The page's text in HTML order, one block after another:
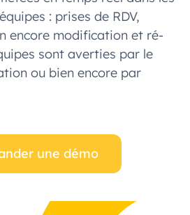
: prises de RDV,
encore modification et ré-
sont averties par le
ou bien encore par
une démo